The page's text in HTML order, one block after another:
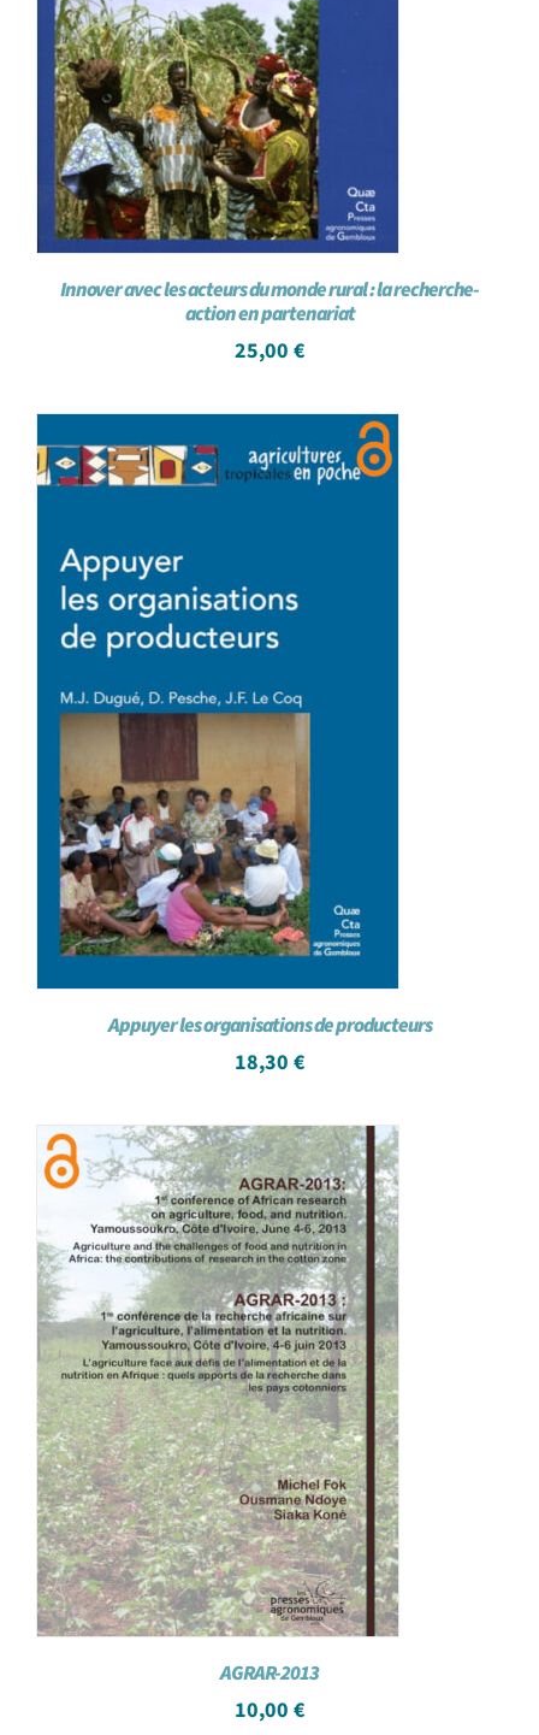
Innover avec les acteurs du monde rural : la recherche-
action en partenariat
25,00 €
Appuyer les organisations de producteurs
18,30 €
AGRAR-2013
10,00 €